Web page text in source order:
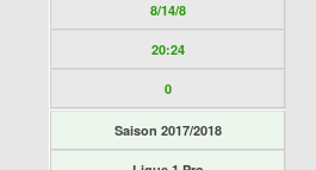
8/14/8
20:24
0
Saison 2017/2018